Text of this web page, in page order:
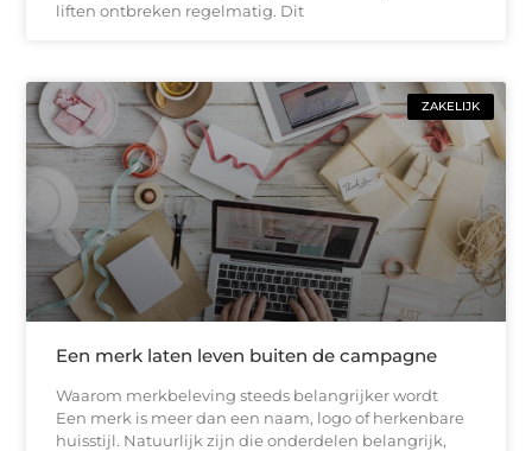
liften ontbreken regelmatig. Dit
ZAKELIJK
Een merk laten leven buiten de campagne
Waarom merkbeleving steeds belangrijker wordt
Een merk is meer dan een naam, logo of herkenbare
huisstijl. Natuurlijk zijn die onderdelen belangrijk,